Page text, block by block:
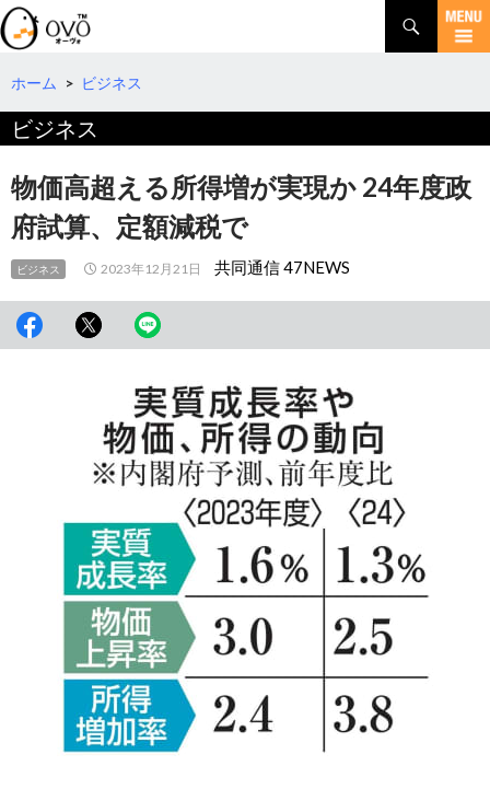
検
索
コ
テ
へ
移
動
ホーム > ビジネス
ビジネス
物価高超える所得増が実現か 24年度政
府試算、定額減税で
ビジネス 2023年12月21日 共同通信 47NEWS